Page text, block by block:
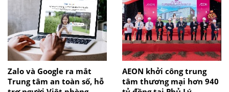
Zalo và Google ra mắt
Trung tâm an toàn số, hỗ
AEON khởi công trung
tâm thương mại hơn 940